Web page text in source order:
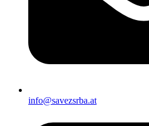
info@savezsrba.at